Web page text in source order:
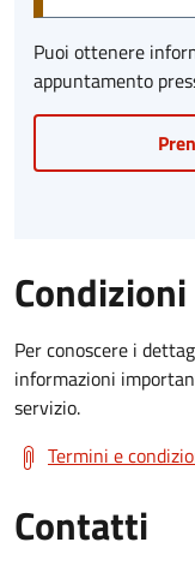
Puoi ottenere
appuntamento
Per conoscere i
informazioni
servizio.
Termini e
Contatti